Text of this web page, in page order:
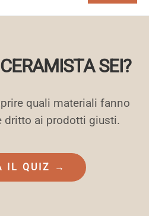
SEI?
quali materiali fanno
dritto ai prodotti giusti.
IL QUIZ →